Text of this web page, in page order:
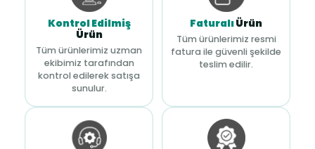
Kontrol Edilmiş
Ürün
Tüm ürünlerimiz uzman
ekibimiz tarafından
kontrol edilerek satışa
sunulur.
FaturalıÜrün
Tüm ürünlerimiz resmi
fatura ile güvenli şekilde
teslim edilir.